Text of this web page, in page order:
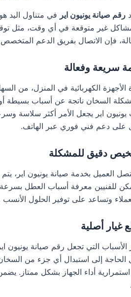
رقم صيانة يونيون اير في متناول اليد
غير متوقعة في أي وقت، مثل
فإن الاتصال بفريق الدعم
سريعة وفعالة
الأجهزة الكهربائية في المنزل، من
السخان ناتجة عن أسباب بسيطة
اير يجعل الأمر أكثر سلاسة
على دعم فني فوري عبر الهاتف.
دقيق للمشكلة
العميل بخدمة صيانة يونيون
للفنيين معرفة أسباب العطل
وتساعد على توفير الحلول الأنسب
غيار أصلية
الأسباب التي تجعل رقم صيانة يونيون
إلى استبدال أي جزء من
أداء الجهاز بشكل ممتاز. يضمن